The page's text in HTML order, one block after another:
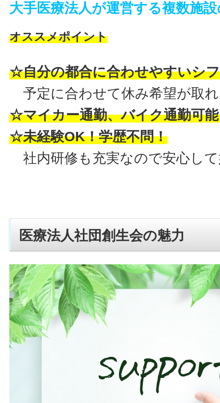
大手医療法人が運営する複数施
オススメポイント
☆自分の都合に合わせやすいシ
予定に合わせて休み希望が取
☆マイカー通勤、バイク通勤可
☆未経験OK！学歴不問！
社内研修も充実なので安心し
医療法人社団創生会の魅力